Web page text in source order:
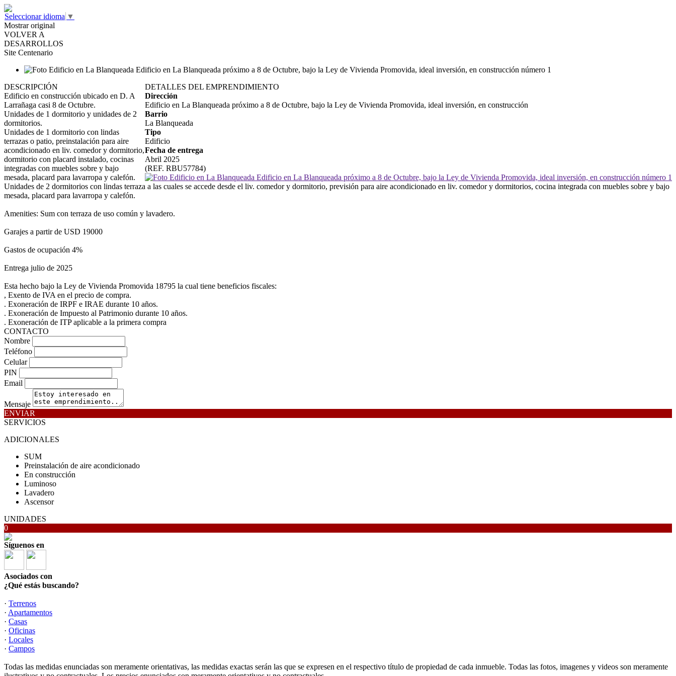
Seleccionar idioma ▼
Mostrar original
VOLVER A
DESARROLLOS
Site Centenario
DETALLES DEL EMPRENDIMIENTO
Dirección
Edificio en La Blanqueada próximo a 8 de Octubre, bajo la Ley de Vivienda Promovida, ideal inversión, en construcción
Barrio
La Blanqueada
Tipo
Edificio
Fecha de entrega
Abril 2025
(REF. RBU57784)
DESCRIPCIÓN
Edificio en construcción ubicado en D. A
Larrañaga casi 8 de Octubre.
Unidades de 1 dormitorio y unidades de 2
dormitorios.
Unidades de 1 dormitorio con lindas
terrazas o patio, preinstalación para aire
acondicionado en liv. comedor y dormitorio,
dormitorio con placard instalado, cocinas
integradas con muebles sobre y bajo
mesada, placard para lavarropa y calefón.
Unidades de 2 dormitorios con lindas terraza a las cuales se accede desde el liv. comedor y dormitorio, previsión para aire acondicionado en liv. comedor y dormitorios, cocina integrada con muebles sobre y bajo
mesada, placard para lavarropa y calefón.
Amenities: Sum con terraza de uso común y lavadero.
Garajes a partir de USD 19000
Gastos de ocupación 4%
Entrega julio de 2025
Esta hecho bajo la Ley de Vivienda Promovida 18795 la cual tiene beneficios fiscales:
, Exento de IVA en el precio de compra.
. Exoneración de IRPF e IRAE durante 10 años.
. Exoneración de Impuesto al Patrimonio durante 10 años.
. Exoneración de ITP aplicable a la primera compra
CONTACTO
Nombre
Teléfono
Celular
PIN
Email
Mensaje
ENVIAR
SERVICIOS
ADICIONALES
SUM
Preinstalación de aire acondicionado
En construcción
Luminoso
Lavadero
Ascensor
UNIDADES
0
Síguenos en
Asociados con
¿Qué estás buscando?
· Terrenos
· Apartamentos
· Casas
· Oficinas
· Locales
· Campos
Todas las medidas enunciadas son meramente orientativas, las medidas exactas serán las que se expresen en el respectivo título de propiedad de cada inmueble. Todas las fotos, imagenes y videos son meramente